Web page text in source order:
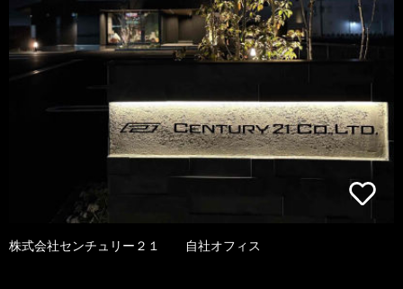
株式会社センチュリー２１ 自社オフィス